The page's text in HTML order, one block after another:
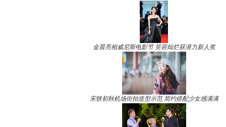
金晨亮相威尼斯电影节 笑容灿烂获潜力新人奖
宋轶初秋机场街拍造型示范 简约搭配少女感满满